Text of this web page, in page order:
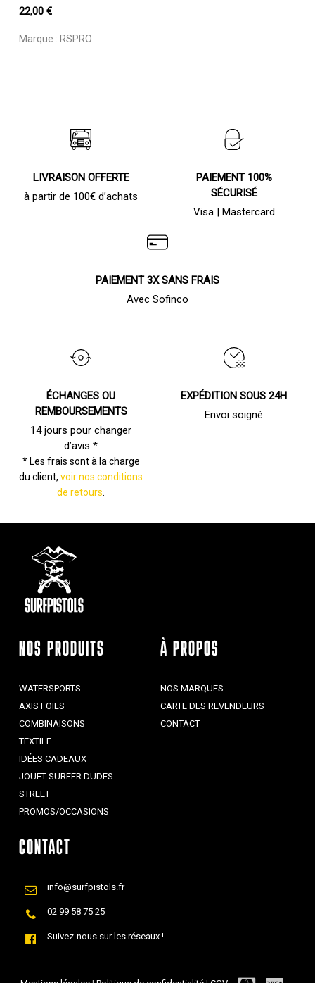
22,00 €
Marque : RSPRO
LIVRAISON OFFERTE
à partir de 100€ d’achats
PAIEMENT 100%
SÉCURISÉ
Visa | Mastercard
PAIEMENT 3X SANS FRAIS
Avec Sofinco
ÉCHANGES OU
REMBOURSEMENTS
14 jours pour changer
d’avis *
* Les frais sont à la charge
du client,voir nos conditions
de retours
EXPÉDITION SOUS 24H
Envoi soigné
NOS PRODUITS
WATERSPORTS
AXIS FOILS
COMBINAISONS
TEXTILE
IDÉES CADEAUX
JOUET SURFER DUDES
STREET
PROMOS/OCCASIONS
À PROPOS
NOS MARQUES
CARTE DES REVENDEURS
CONTACT
CONTACT
info@surfpistols.fr
02 99 58 75 25
Suivez-nous sur les réseaux !